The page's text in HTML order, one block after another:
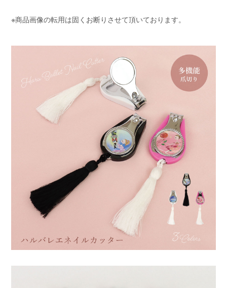
※商品画像の転用は固くお断りさせて頂いております。